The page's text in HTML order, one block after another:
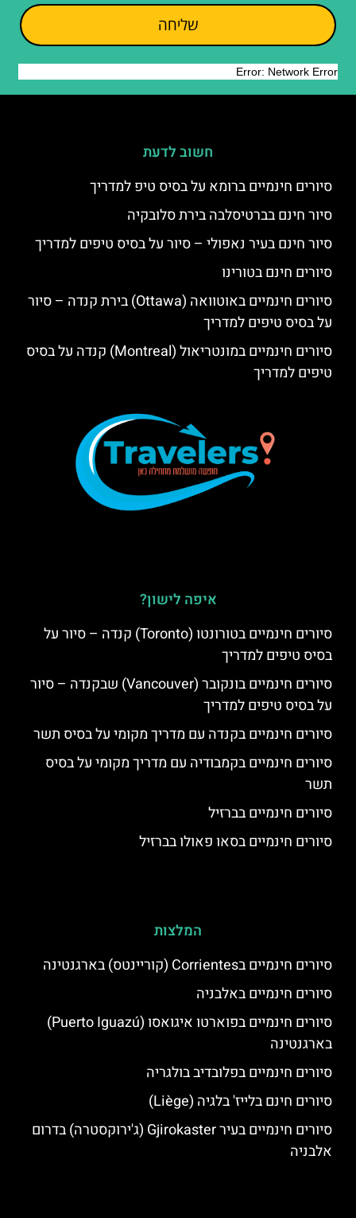
שליחה
חשוב לדעת
סיורים חינמיים ברומא על בסיס טיפ למדריך
סיור חינם בברטיסלבה בירת סלובקיה
סיור חינם בעיר נאפולי – סיור על בסיס טיפים למדריך
סיורים חינם בטורינו
סיורים חינמיים באוטוואה (Ottawa) בירת קנדה – סיור
על בסיס טיפים למדריך
סיורים חינמיים במונטריאול (Montreal) קנדה על בסיס
טיפים למדריך
איפה לישון?
סיורים חינמיים בטורונטו (Toronto) קנדה – סיור על
בסיס טיפים למדריך
סיורים חינמיים בונקובר (Vancouver) שבקנדה – סיור
על בסיס טיפים למדריך
סיורים חינמיים בקנדה עם מדריך מקומי על בסיס תשר
סיורים חינמיים בקמבודיה עם מדריך מקומי על בסיס
תשר
סיורים חינמיים בברזיל
סיורים חינמיים בסאו פאולו בברזיל
המלצות
סיורים חינמיים בCorrientes (קוריינטס) בארגנטינה
סיורים חינמיים באלבניה
סיורים חינמיים בפוארטו איגואסו (Puerto Iguazú)
בארגנטינה
סיורים חינמיים בפלובדיב בולגריה
סיורים חינם בלייז' בלגיה (Liège)
סיורים חינמיים בעיר Gjirokaster (ג'ירוקסטרה) בדרום
אלבניה